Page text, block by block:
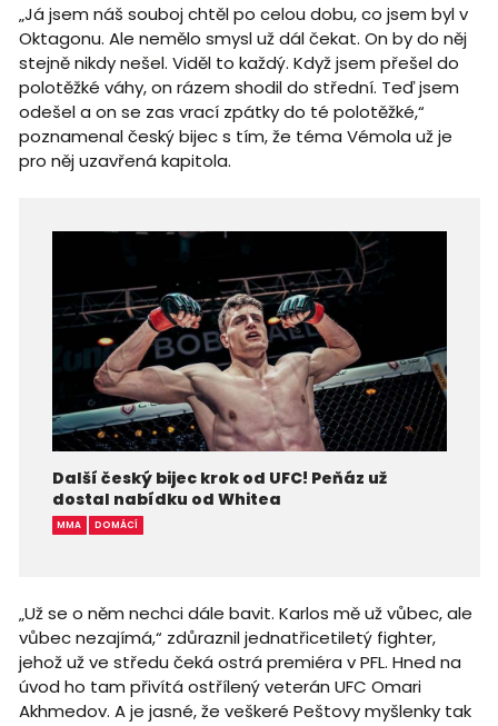
„Já jsem náš souboj chtěl po celou dobu, co jsem byl v
Oktagonu. Ale nemělo smysl už dál čekat. On by do něj
stejně nikdy nešel. Viděl to každý. Když jsem přešel do
polotěžké váhy, on rázem shodil do střední. Teď jsem
odešel a on se zas vrací zpátky do té polotěžké,“
poznamenal český bijec s tím, že téma Vémola už je
pro něj uzavřená kapitola.
Další český bijec krok od UFC! Peňáz už
dostal nabídku od Whitea
MMA DOMÁCÍ
„Už se o něm nechci dále bavit. Karlos mě už vůbec, ale
vůbec nezajímá,“ zdůraznil jednatřicetiletý fighter,
jehož už ve středu čeká ostrá premiéra v PFL. Hned na
úvod ho tam přivítá ostřílený veterán UFC Omari
Akhmedov. A je jasné, že veškeré Peštovy myšlenky tak